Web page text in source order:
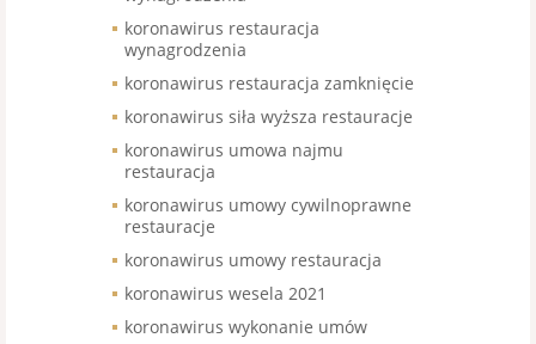
koronawirus restauracja
wynagrodzenia
koronawirus restauracja zamknięcie
koronawirus siła wyższa restauracje
koronawirus umowa najmu
restauracja
koronawirus umowy cywilnoprawne
restauracje
koronawirus umowy restauracja
koronawirus wesela 2021
koronawirus wykonanie umów